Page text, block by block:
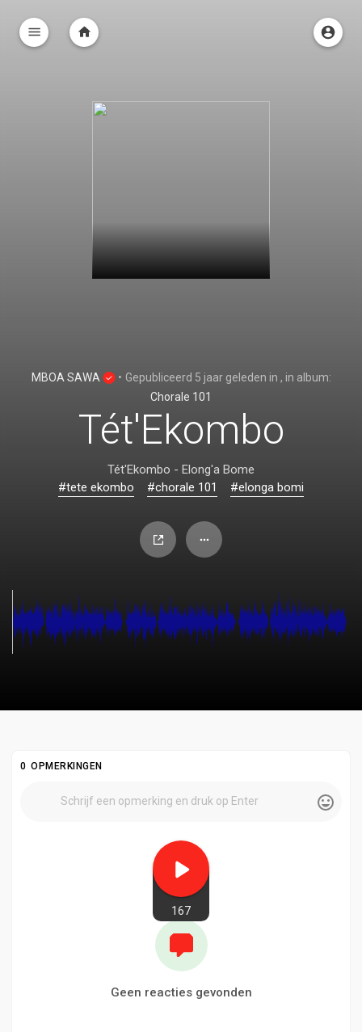
MBOA SAWA • Gepubliceerd 5 jaar geleden in , in album:
Chorale 101
Tét'Ekombo
Tét'Ekombo - Elong'a Bome
#tete ekombo
#chorale 101 #elonga bomi
167
0 OPMERKINGEN
Geen reacties gevonden